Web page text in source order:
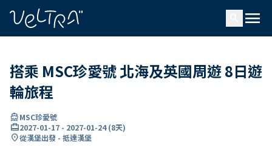
menu
搭乘 MSC珍愛號 北海及英國周遊 8日遊
輪旅程
directions_boatMSC珍愛號
card_travel2027-01-17 - 2027-01-24(8天)
location_on從漢堡出發 - 抵達漢堡